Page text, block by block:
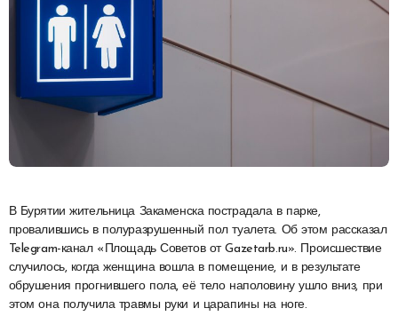
В Бурятии жительница Закаменска пострадала в парке,
провалившись в полуразрушенный пол туалета. Об этом рассказал
Telegram-канал «Площадь Советов от Gazetarb.ru». Происшествие
случилось, когда женщина вошла в помещение, и в результате
обрушения прогнившего пола, её тело наполовину ушло вниз, при
этом она получила травмы руки и царапины на ноге.